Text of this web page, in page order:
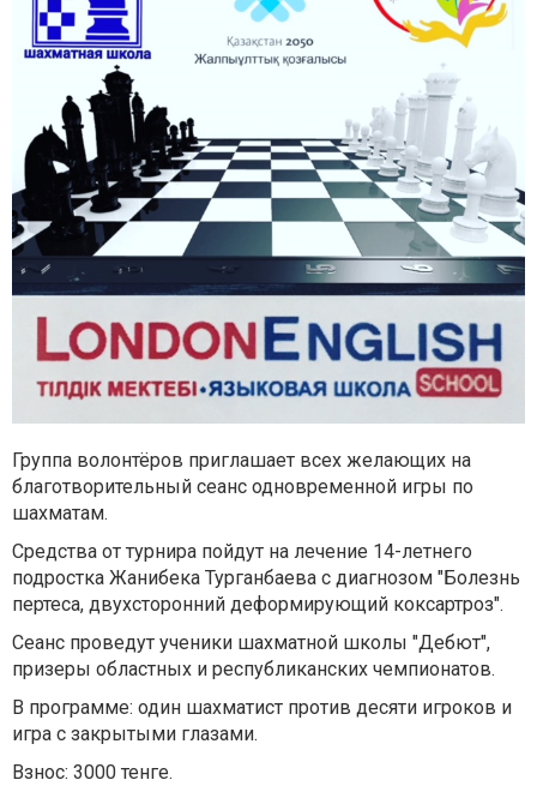
Группа волонтёров приглашает всех желающих на
благотворительный сеанс одновременной игры по
шахматам.
Средства от турнира пойдут на лечение 14-летнего
подростка Жанибека Турганбаева с диагнозом "Болезнь
пертеса, двуxсторонний деформирующий коксартроз".
Сеанс проведут ученики шахматной школы "Дебют",
призеры областных и республиканских чемпионатов.
В программе: один шахматист против десяти игроков и
игра с закрытыми глазами.
Взнос: 3000 тенге.